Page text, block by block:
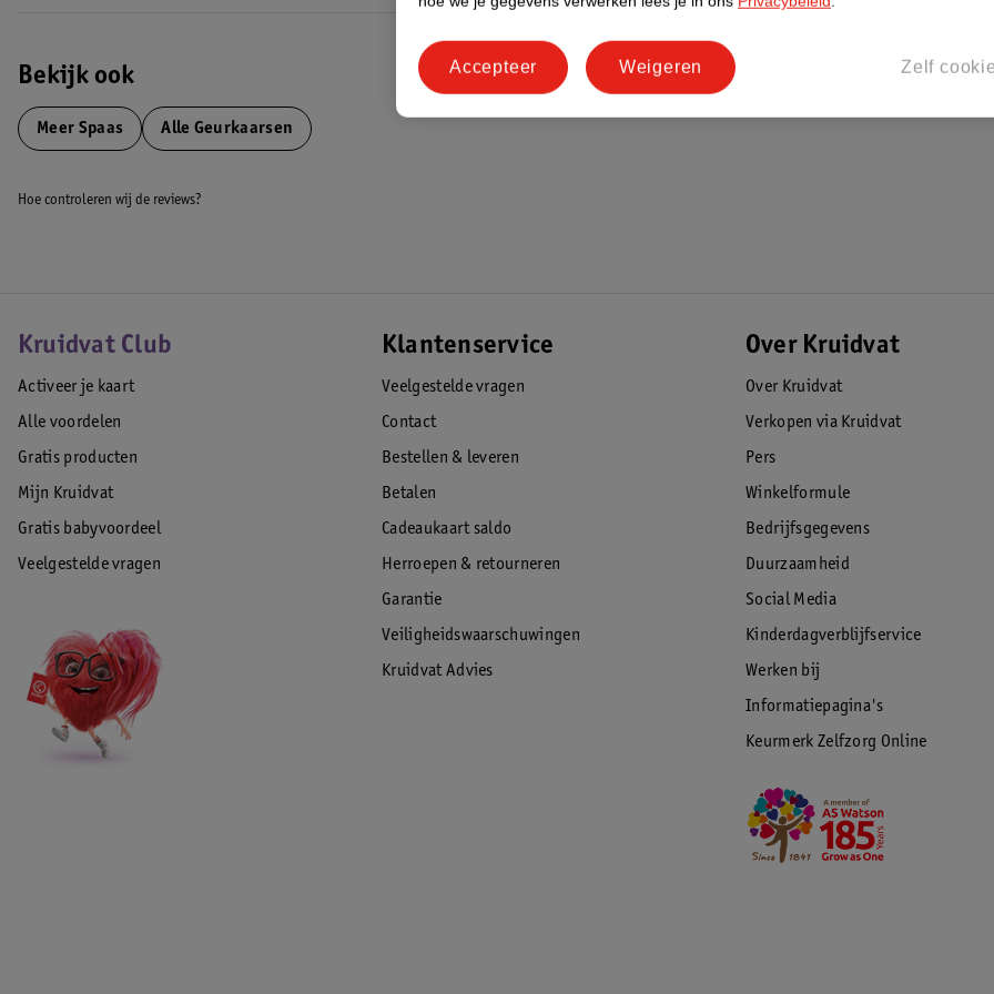
Bekijk ook
Meer Spaas Alle Geurkaarsen
Hoe controleren wij de reviews?
Kruidvat Club
Activeer je kaart
Alle voordelen
Gratis producten
Mijn Kruidvat
Gratis babyvoordeel
Veelgestelde vragen
Klantenservice
Veelgestelde vragen
Contact
Bestellen & leveren
Betalen
Cadeaukaart saldo
Herroepen & retourneren
Garantie
Veiligheidswaarschuwingen
Kruidvat Advies
Over Kruidvat
Over Kruidvat
Verkopen via Kruidvat
Pers
Winkelformule
Bedrijfsgegevens
Duurzaamheid
Social Media
Kinderdagverblijfservice
Werken bij
Informatiepagina's
Keurmerk Zelfzorg Online
Zelf
Weigeren
Accepteer